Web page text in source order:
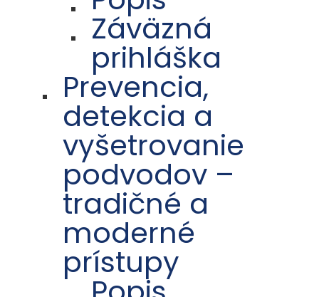
Záväzná
prihláška
Prevencia,
detekcia a
vyšetrovanie
podvodov –
tradičné a
moderné
prístupy